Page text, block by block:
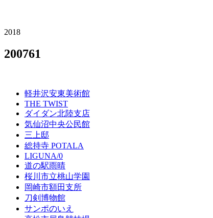
2018
200761
軽井沢安東美術館
THE TWIST
ダイダン北陸支店
気仙沼中央公民館
三上邸
総持寺 POTALA
LIGUNA/0
道の駅雨晴
桜川市立桃山学園
岡崎市額田支所
刀剣博物館
サンポのいえ